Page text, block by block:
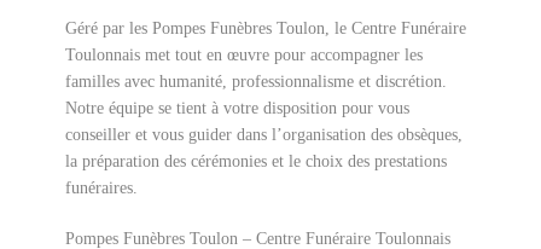
Géré par les Pompes Funèbres Toulon, le Centre Funéraire
Toulonnais met tout en œuvre pour accompagner les
familles avec humanité, professionnalisme et discrétion.
Notre équipe se tient à votre disposition pour vous
conseiller et vous guider dans l’organisation des obsèques,
la préparation des cérémonies et le choix des prestations
funéraires.
Pompes Funèbres Toulon – Centre Funéraire Toulonnais